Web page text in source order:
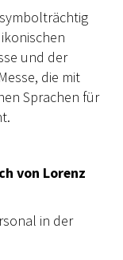
und der
die mit
Sprachen für
von Lorenz
in der